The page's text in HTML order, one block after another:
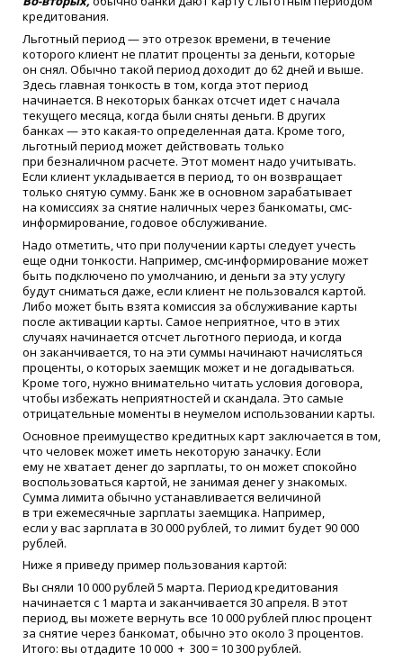
кредитования.
Льготный период — это отрезок времени, в течение
которого клиент не платит проценты за деньги, которые
он снял. Обычно такой период доходит до 62 дней и выше.
Здесь главная тонкость в том, когда этот период
начинается. В некоторых банках отсчет идет с начала
текущего месяца, когда были сняты деньги. В других
банках — это какая-то определенная дата. Кроме того,
льготный период может действовать только
при безналичном расчете. Этот момент надо учитывать.
Если клиент укладывается в период, то он возвращает
только снятую сумму. Банк же в основном зарабатывает
на комиссиях за снятие наличных через банкоматы, смс-
информирование, годовое обслуживание.
Надо отметить, что при получении карты следует учесть
еще одни тонкости. Например, смс-информирование может
быть подключено по умолчанию, и деньги за эту услугу
будут сниматься даже, если клиент не пользовался картой.
Либо может быть взята комиссия за обслуживание карты
после активации карты. Самое неприятное, что в этих
случаях начинается отсчет льготного периода, и когда
он заканчивается, то на эти суммы начинают начисляться
проценты, о которых заемщик может и не догадываться.
Кроме того, нужно внимательно читать условия договора,
чтобы избежать неприятностей и скандала. Это самые
отрицательные моменты в неумелом использовании карты.
Основное преимущество кредитных карт заключается в том,
что человек может иметь некоторую заначку. Если
ему не хватает денег до зарплаты, то он может спокойно
воспользоваться картой, не занимая денег у знакомых.
Сумма лимита обычно устанавливается величиной
в три ежемесячные зарплаты заемщика. Например,
если у вас зарплата в 30 000 рублей, то лимит будет 90 000
рублей.
Ниже я приведу пример пользования картой:
Вы сняли 10 000 рублей 5 марта. Период кредитования
начинается с 1 марта и заканчивается 30 апреля. В этот
период, вы можете вернуть все 10 000 рублей плюс процент
за снятие через банкомат, обычно это около 3 процентов.
Итого: вы отдадите 10 000 + 300 = 10 300 рублей.